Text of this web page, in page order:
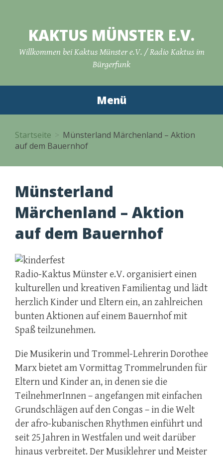
springenKAKTUS MÜNSTER E.V.
Willkommen bei Kaktus Münster e.V. / Radio Kaktus im
Bürgerfunk
Menü
Startseite
Münsterland Märchenland – Aktion
auf dem Bauernhof
Münsterland
Märchenland – Aktion
auf dem Bauernhof
Radio-Kaktus Münster e.V. organisiert einen
kulturellen und kreativen Familientag und lädt
herzlich Kinder und Eltern ein, an zahlreichen
bunten Aktionen auf einem Bauernhof mit
Spaß teilzunehmen.
Die Musikerin und Trommel-Lehrerin Dorothee
Marx bietet am Vormittag Trommelrunden für
Eltern und Kinder an, in denen sie die
TeilnehmerInnen – angefangen mit einfachen
Grundschlägen auf den Congas – in die Welt
der afro-kubanischen Rhythmen einführt und
seit 25 Jahren in Westfalen und weit darüber
hinaus verbreitet. Der Musiklehrer und Meister